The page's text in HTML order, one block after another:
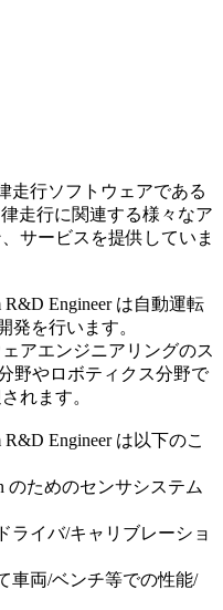
走行ソフトウェアである
走行に関連する様々なア
サービスを提供していま
R&D Engineer は自動運転
発を行います。
アエンジニアリングのス
野やロボティクス分野で
れます。
R&D Engineer は以下のこ
のためのセンサシステム
ライバ/キャリブレーショ
車両/ベンチ等での性能/